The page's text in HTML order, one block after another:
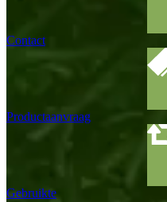
Contact
Productaanvraag
Gebruikte